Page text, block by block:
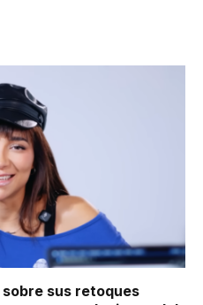
sus retoques